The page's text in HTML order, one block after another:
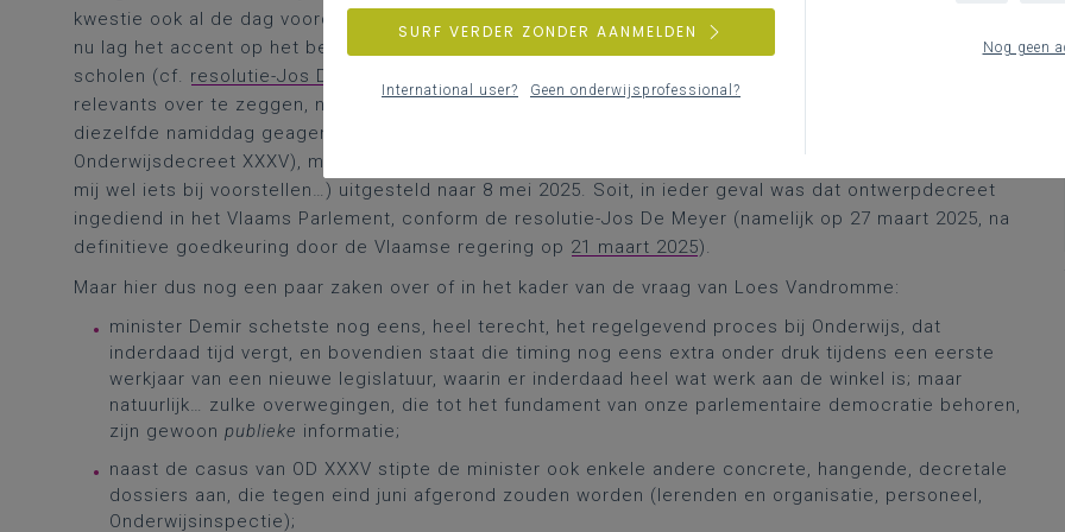
kwestie ook al de dag voordien in de plenaire vergadering aan bod gekomen via
nu lag het accent op het belang van een goede timing bij regelgevende processen ten behoeve van
scholen (cf. resolutie-Jos De Meyer
relevants over te zeggen, namelijk: aanvankelijk was ook één belangrijk element bij deze vraag
diezelfde namiddag geagendeerd in de Onderwijscommissie (de behandeling van het ontwerp van
Onderwijsdecreet XXXV), maar dat agendapunt werd om een mij onbekende reden (nwvr: maar ik kon er
mij wel iets bij voorstellen…) uitgesteld naar 8 mei 2025. Soit, in ieder geval was dat ontwerpdecreet
ingediend in het Vlaams Parlement, conform de resolutie-Jos De Meyer (namelijk op 27 maart 2025, na
definitieve goedkeuring door de Vlaamse regering op 21 maart 2025).
Maar hier dus nog een paar zaken over of in het kader van de vraag van Loes Vandromme:
minister Demir schetste nog eens, heel terecht, het regelgevend proces bij Onderwijs, dat
inderdaad tijd vergt, en bovendien staat die timing nog eens extra onder druk tijdens een eerste
werkjaar van een nieuwe legislatuur, waarin er inderdaad heel wat werk aan de winkel is; maar
natuurlijk… zulke overwegingen, die tot het fundament van onze parlementaire democratie behoren,
zijn gewoon publieke informatie;
naast de casus van OD XXXV stipte de minister ook enkele andere concrete, hangende, decretale
dossiers aan, die tegen eind juni afgerond zouden worden (lerenden en organisatie, personeel,
Onderwijsinspectie);
Nog geen
SURF VERDER ZONDER AANMELDEN
International user? Geen onderwijsprofessional?